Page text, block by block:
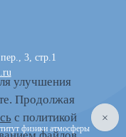
3, стр.1
физики атмосферы
улучшения
Продолжая
с политикой